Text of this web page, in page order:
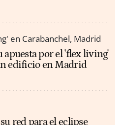
apuesta por el 'flex living'
edificio en Madrid
red para el eclipse